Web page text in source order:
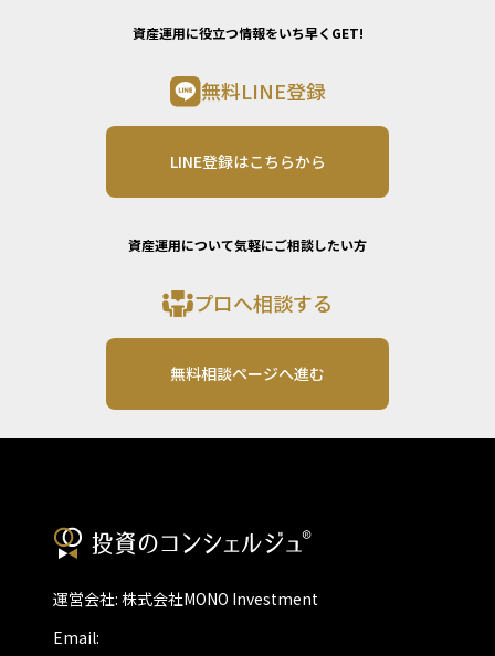
資産運用に役立つ情報をいち早くGET!
無料LINE登録
LINE登録はこちらから
資産運用について気軽にご相談したい方
プロへ相談する
無料相談ページへ進む
運営会社: 株式会社MONO Investment
Email: